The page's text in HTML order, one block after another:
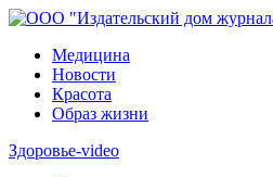
Медицина
Новости
Красота
Образ жизни
Здоровье-video